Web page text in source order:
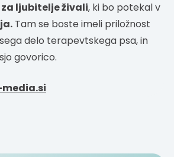
ljubitelje živali, ki bo potekal v
Tam se boste imeli priložnost
delo terapevtskega psa, in
govorico.